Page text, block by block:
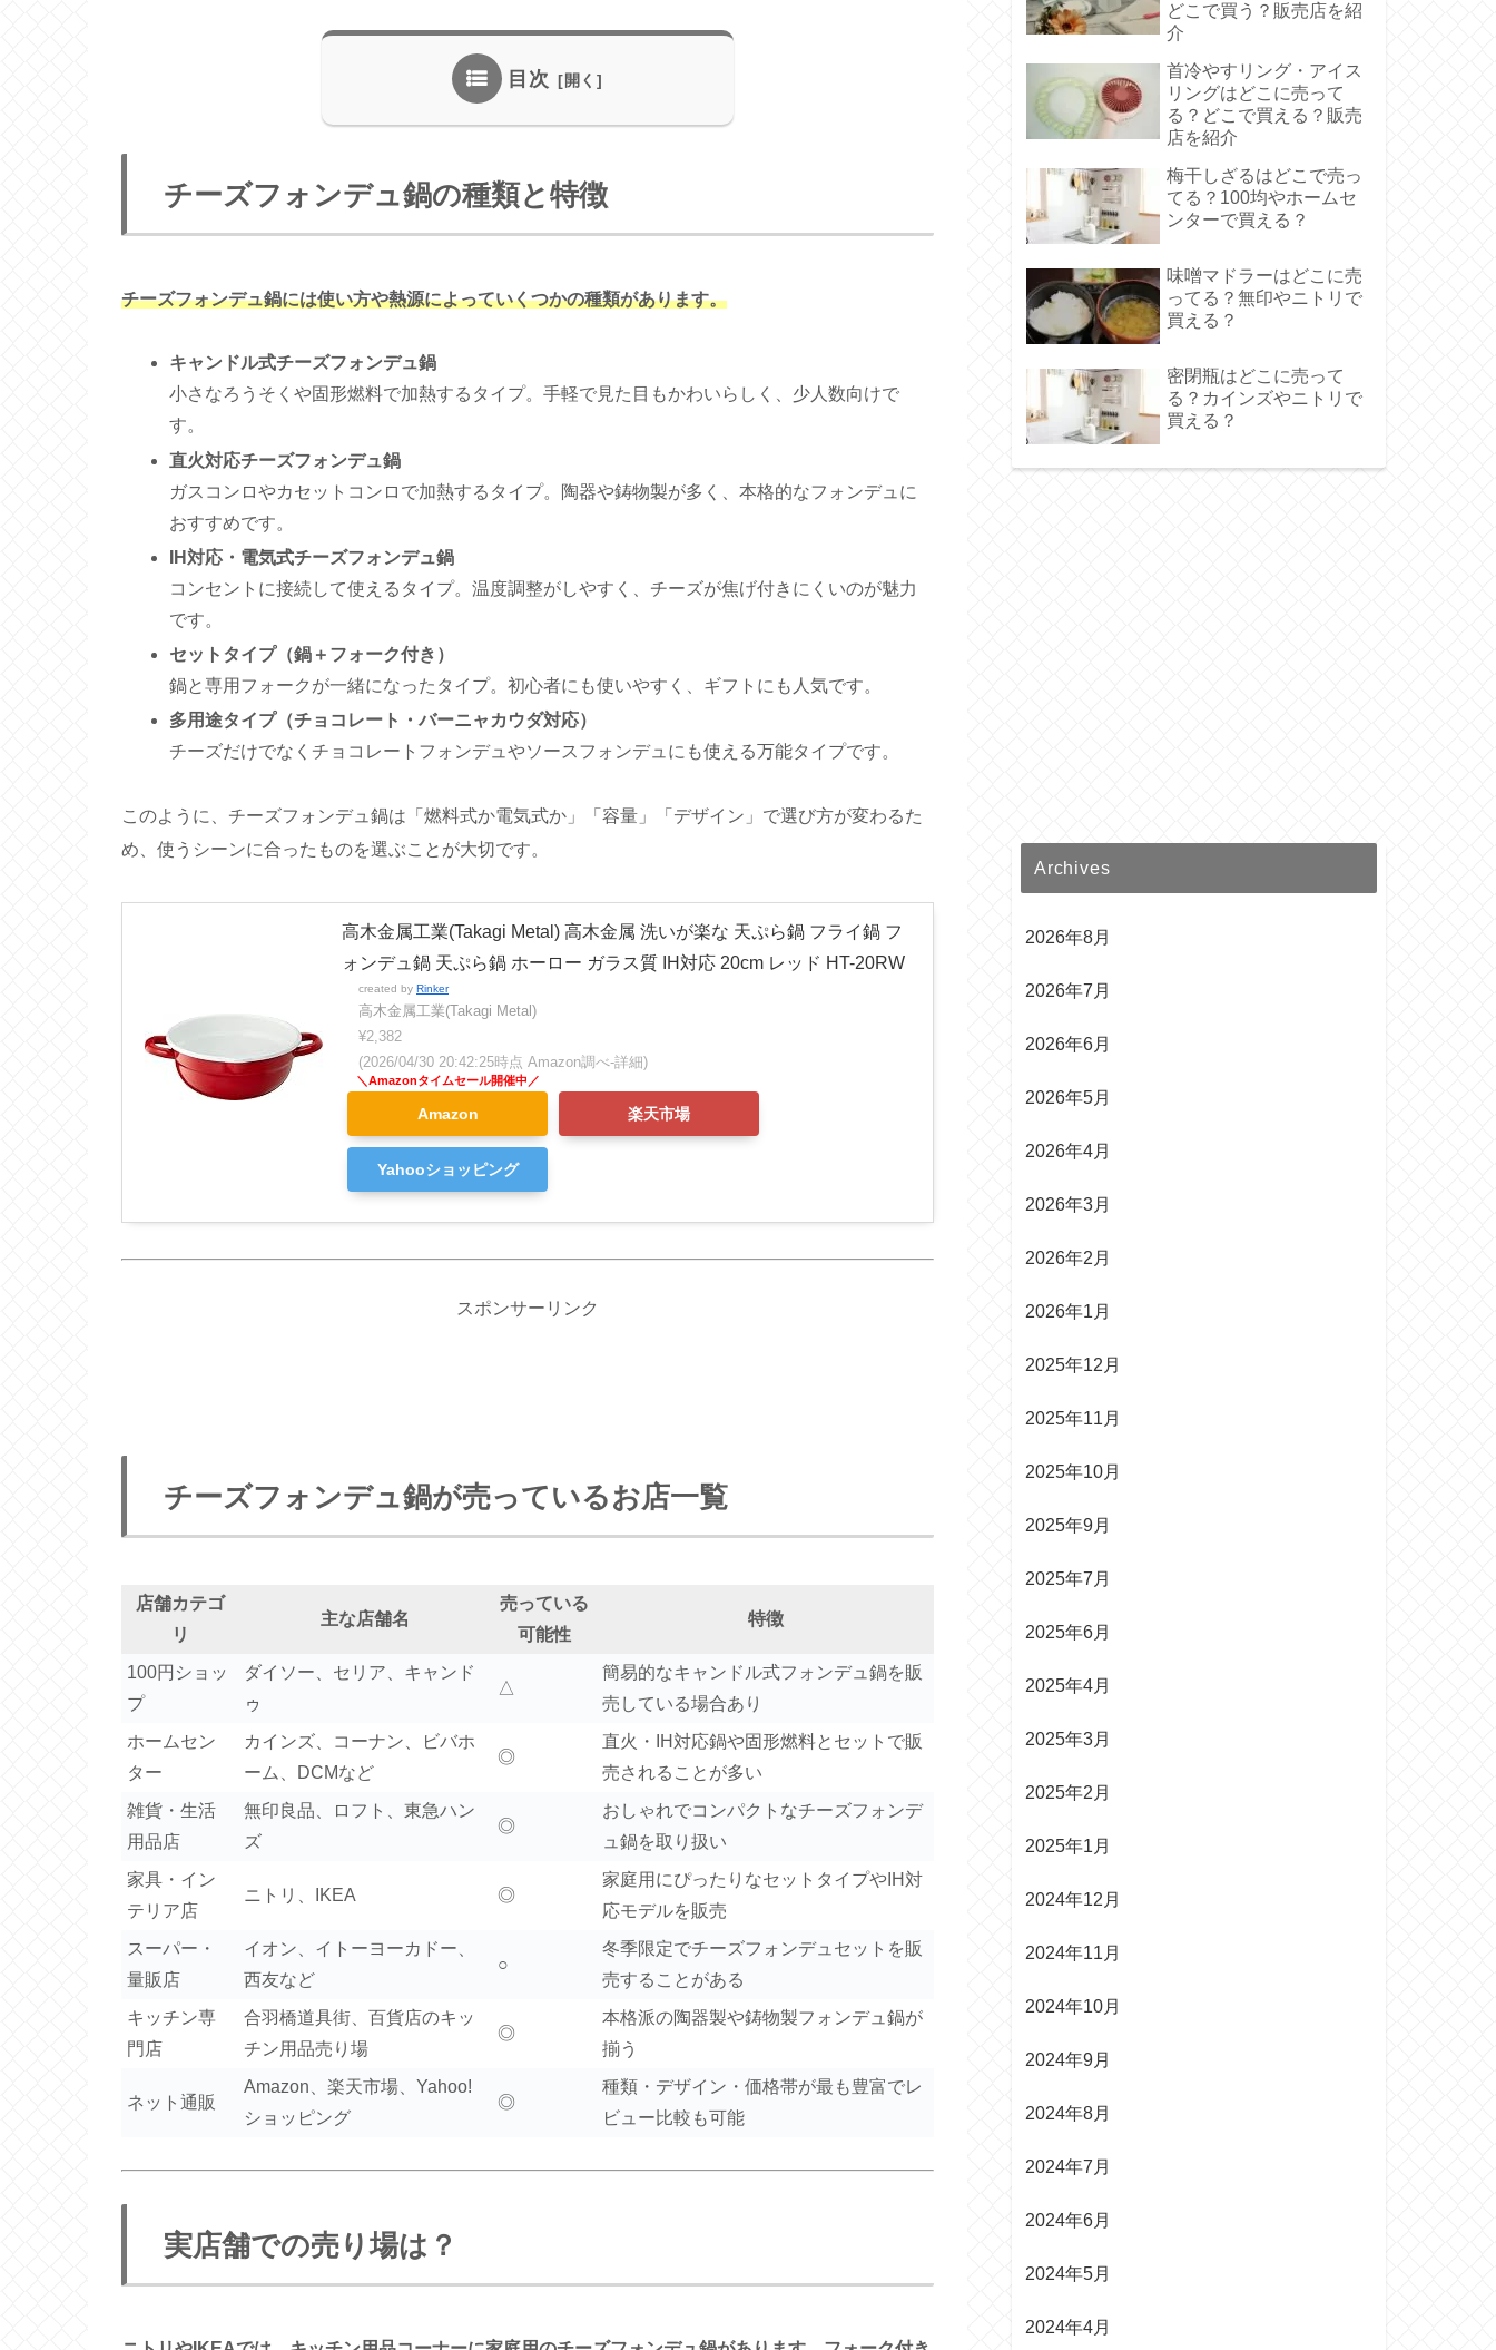
目次
チーズフォンデュ鍋の種類と特徴
チーズフォンデュ鍋には使い方や熱源によっていくつかの種類があります。
キャンドル式チーズフォンデュ鍋
小さなろうそくや固形燃料で加熱するタイプ。手軽で見た目もかわいらしく、少人数向けで
す。
直火対応チーズフォンデュ鍋
ガスコンロやカセットコンロで加熱するタイプ。陶器や鋳物製が多く、本格的なフォンデュに
おすすめです。
IH対応・電気式チーズフォンデュ鍋
コンセントに接続して使えるタイプ。温度調整がしやすく、チーズが焦げ付きにくいのが魅力
です。
セットタイプ（鍋＋フォーク付き）
鍋と専用フォークが一緒になったタイプ。初心者にも使いやすく、ギフトにも人気です。
多用途タイプ（チョコレート・バーニャカウダ対応）
チーズだけでなくチョコレートフォンデュやソースフォンデュにも使える万能タイプです。
このように、チーズフォンデュ鍋は「燃料式か電気式か」「容量」「デザイン」で選び方が変わるた
め、使うシーンに合ったものを選ぶことが大切です。
高木金属工業(Takagi Metal) 高木金属 洗いが楽な 天ぷら鍋 フライ鍋 フ
ォンデュ鍋 天ぷら鍋 ホーロー ガラス質 IH対応 20cm レッド HT-20RW
created by Rinker
高木金属工業(Takagi Metal)
¥2,382
(2026/04/30 20:42:25時点 Amazon調べ-詳細)
Amazon 楽天市場
Yahooショッピング
スポンサーリンク
チーズフォンデュ鍋が売っているお店一覧
店舗カテゴ
リ
主な店舗名
売っている
可能性
特徴
100円ショッ
プ
ダイソー、セリア、キャンド
ゥ
△
簡易的なキャンドル式フォンデュ鍋を販
売している場合あり
ホームセン
ター
カインズ、コーナン、ビバホ
ーム、DCMなど
◎
直火・IH対応鍋や固形燃料とセットで販
売されることが多い
雑貨・生活
用品店
無印良品、ロフト、東急ハン
ズ
◎
おしゃれでコンパクトなチーズフォンデ
ュ鍋を取り扱い
家具・イン
テリア店
ニトリ、IKEA ◎
家庭用にぴったりなセットタイプやIH対
応モデルを販売
スーパー・
量販店
イオン、イトーヨーカドー、
西友など
○
冬季限定でチーズフォンデュセットを販
売することがある
キッチン専
門店
合羽橋道具街、百貨店のキッ
チン用品売り場
◎
本格派の陶器製や鋳物製フォンデュ鍋が
揃う
ネット通販
Amazon、楽天市場、Yahoo!
ショッピング
◎
種類・デザイン・価格帯が最も豊富でレ
ビュー比較も可能
実店舗での売り場は？
どこで買う？販売店を紹
介
首冷やすリング・アイス
リングはどこに売って
る？どこで買える？販売
店を紹介
梅干しざるはどこで売っ
てる？100均やホームセ
ンターで買える？
味噌マドラーはどこに売
ってる？無印やニトリで
買える？
密閉瓶はどこに売って
る？カインズやニトリで
買える？
Archives
2026年8月
2026年7月
2026年6月
2026年5月
2026年4月
2026年3月
2026年2月
2026年1月
2025年12月
2025年11月
2025年10月
2025年9月
2025年7月
2025年6月
2025年4月
2025年3月
2025年2月
2025年1月
2024年12月
2024年11月
2024年10月
2024年9月
2024年8月
2024年7月
2024年6月
2024年5月
2024年4月